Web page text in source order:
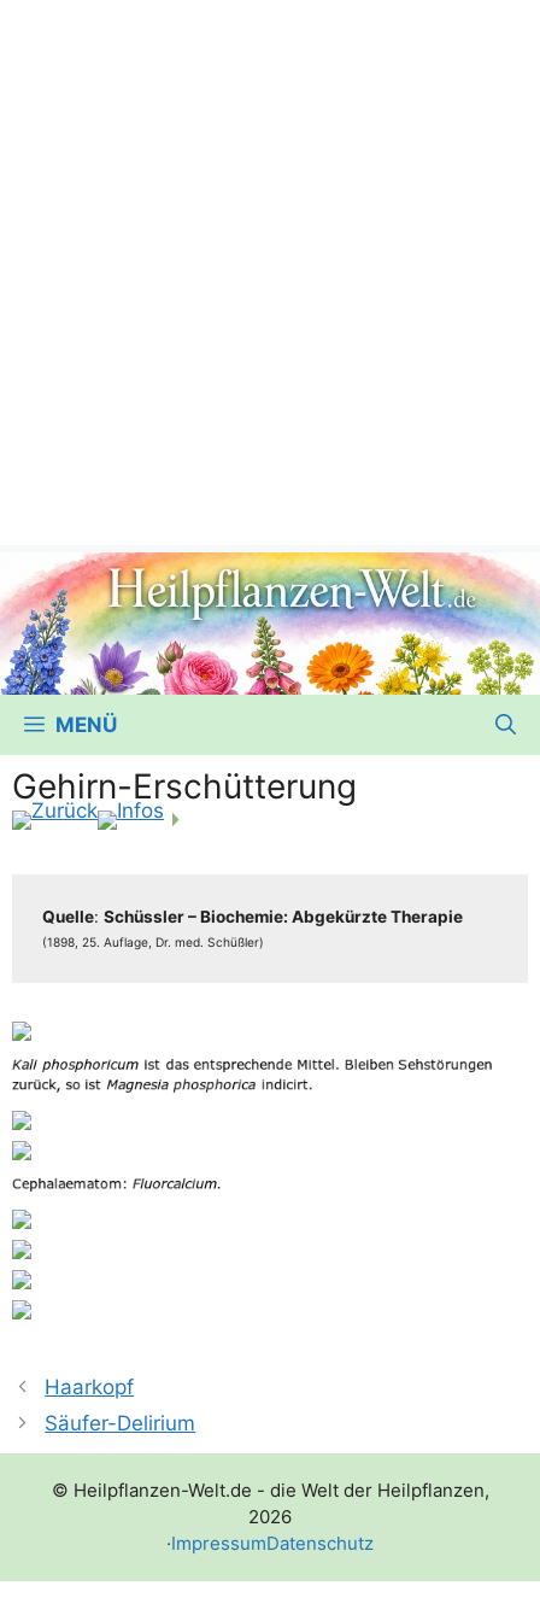
MENÜ
Gehirn-Erschütterung
Quel­le: Schüss­ler – Bio­che­mie: Abge­kürz­te The­ra­pie
(1898, 25. Auf­la­ge, Dr. med. Schüßler)
Haarkopf
Säufer-Delirium
© Heilpflanzen-Welt.de - die Welt der Heilpflanzen,
2026
·ImpressumDatenschutz